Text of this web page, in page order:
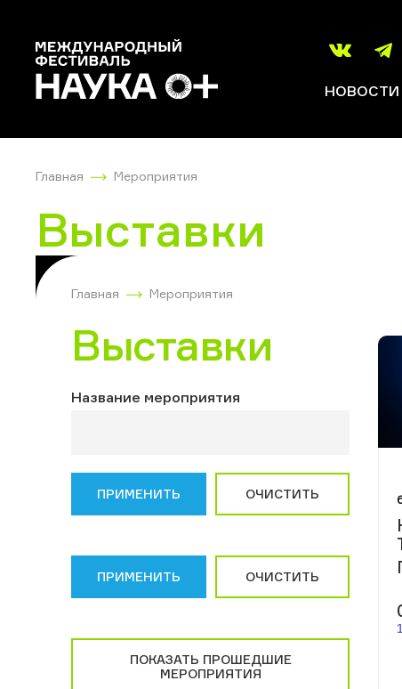
НОВОСТИ
Главная Мероприятия
Выставки
Главная Мероприятия
Выставки
Название мероприятия
ПРИМЕНИТЬ ОЧИСТИТЬ
ПРИМЕНИТЬ ОЧИСТИТЬ
ПОКАЗАТЬ ПРОШЕДШИЕ
МЕРОПРИЯТИЯ